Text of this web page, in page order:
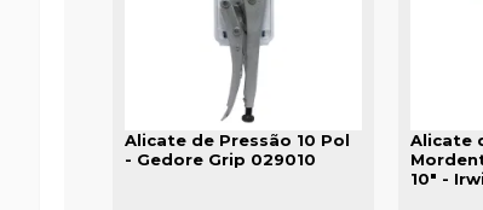
Alicate de Pressão 10 Pol
- Gedore Grip 029010
Alicate
10" -